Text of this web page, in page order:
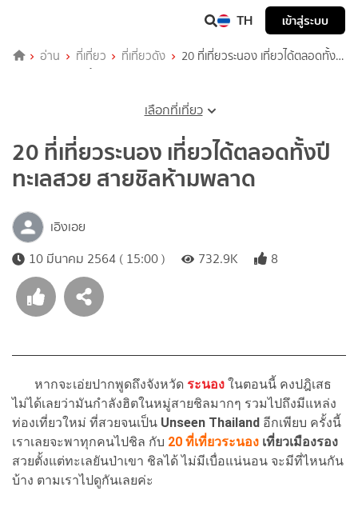
TH เข้าสู่ระบบ
อ่าน ที่เที่ยว ที่เที่ยวดัง
20 ที่เที่ยวระนอง เที่ยวได้ตลอดทั้งปี
ทะเลสวย สายชิลห้ามพลาด
เลือกที่เที่ยว
20 ที่เที่ยวระนอง เที่ยวได้ตลอดทั้งปี
ทะเลสวย สายชิลห้ามพลาด
เอิงเอย
10 มีนาคม 2564 ( 15:00 )
732.9K 8
หากจะเอ่ยปากพูดถึงจังหวัด ระนอง ในตอนนี้ คงปฎิเสธ
ไม่ได้เลยว่ามันกำลังฮิตในหมู่สายชิลมากๆ รวมไปถึงมีแหล่ง
ท่องเที่ยวใหม่ ที่สวยจนเป็น Unseen Thailand อีกเพียบ ครั้งนี้
เราเลยจะพาทุกคนไปชิล กับ 20 ที่เที่ยวระนอง เที่ยวเมืองรอง
สวยตั้งแต่ทะเลยันป่าเขา ชิลได้ ไม่มีเบื่อแน่นอน จะมีที่ไหนกัน
บ้าง ตามเราไปดูกันเลยค่ะ